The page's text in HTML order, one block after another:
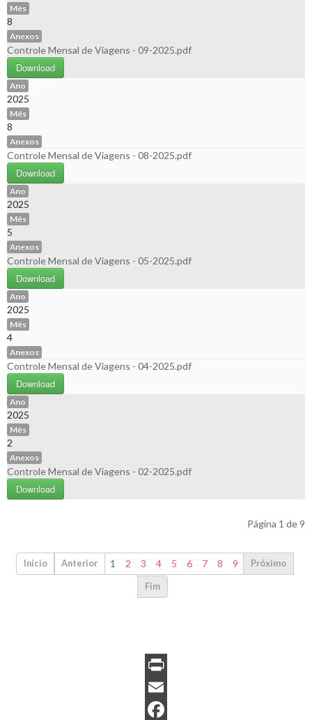
Mês
8
Anexos
Controle Mensal de Viagens - 09-2025.pdf
Download
Ano
2025
Mês
8
Anexos
Controle Mensal de Viagens - 08-2025.pdf
Download
Ano
2025
Mês
5
Anexos
Controle Mensal de Viagens - 05-2025.pdf
Download
Ano
2025
Mês
4
Anexos
Controle Mensal de Viagens - 04-2025.pdf
Download
Ano
2025
Mês
2
Anexos
Controle Mensal de Viagens - 02-2025.pdf
Download
Página 1 de 9
Início Anterior 1 2 3 4 5 6 7 8 9 Próximo
Fim
P
rE